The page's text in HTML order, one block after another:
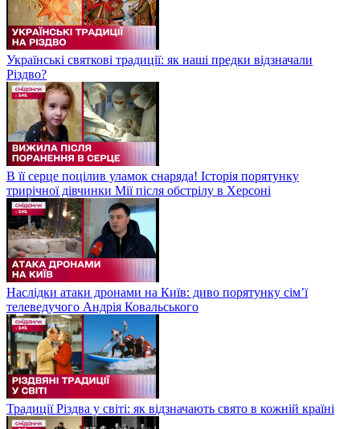
Українські святкові традиції: як наші предки відзначали
Різдво?
В її серце поцілив уламок снаряда! Історія порятунку
трирічної дівчинки Мії після обстрілу в Херсоні
Наслідки атаки дронами на Київ: диво порятунку сім’ї
телеведучого Андрія Ковальського
Традиції Різдва у світі: як відзначають свято в кожній країні